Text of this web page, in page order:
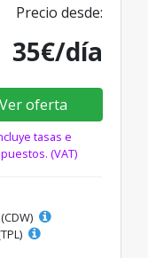
Precio desde:
35€/día
Ver oferta
tasas e
(VAT)